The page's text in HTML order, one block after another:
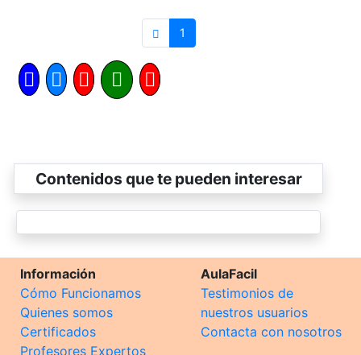
1
Contenidos que te pueden interesar
Información
Cómo Funcionamos
Quienes somos
Certificados
Profesores Expertos
AulaFacil
Testimonios de
nuestros usuarios
Contacta con nosotros